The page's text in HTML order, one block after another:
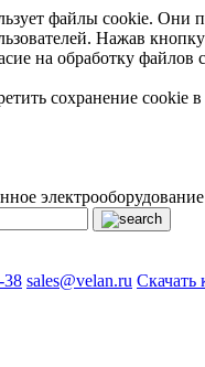
файлы cookie. Они
Нажав
на обработку файлов
сохранение cookie в
электрооборудование
38 sales@velan.ru Скачать